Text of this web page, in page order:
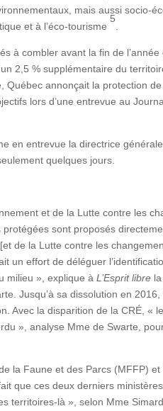
mais aussi socio-
et à l’éco-tourisme
5
à combler avant la fin de l’année
2,5 % supplémentaire du
Québec annonçait la protection
lors d’une entrevue au
en entrevue la directrice
quelques jours.
et de la Lutte contre les
sont proposés
de la Lutte contre les
un effort de déléguer
milieu », explique àL’Esprit libre la
Jusqu’à sa dissolution en 2016,
Avec la disparition de la CRÉ, «
», analyse Mme de Swarte,
la Faune et des Parcs (MFFP) et
que ces deux derniers
territoires-là », selon Mme